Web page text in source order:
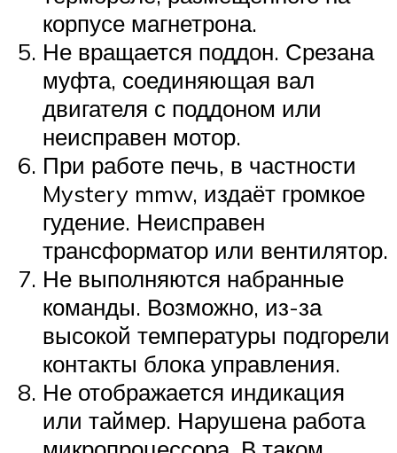
корпусе магнетрона.
Не вращается поддон. Срезана
муфта, соединяющая вал
двигателя с поддоном или
неисправен мотор.
При работе печь, в частности
Mystery mmw, издаёт громкое
гудение. Неисправен
трансформатор или вентилятор.
Не выполняются набранные
команды. Возможно, из-за
высокой температуры подгорели
контакты блока управления.
Не отображается индикация
или таймер. Нарушена работа